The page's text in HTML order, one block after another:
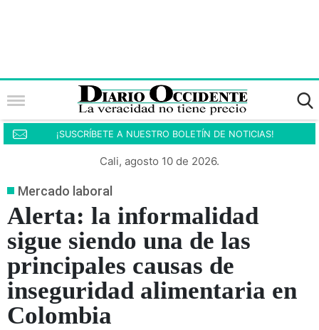
¡SUSCRÍBETE A NUESTRO BOLETÍN DE NOTICIAS!
Cali, agosto 10 de 2026.
Mercado laboral
Alerta: la informalidad
sigue siendo una de las
principales causas de
inseguridad alimentaria en
Colombia